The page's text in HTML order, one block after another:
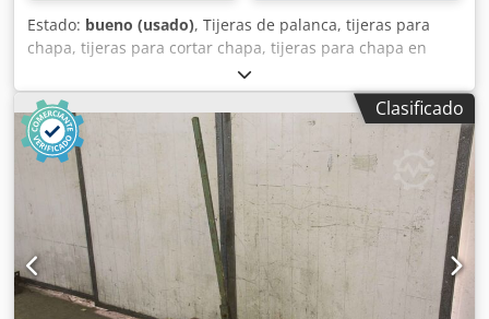
Estado: bueno (usado), Tijeras de palanca, tijeras para
chapa, tijeras para cortar chapa, tijeras para chapa en
plancha -Longitud de las hojas: 200 mm -Dimensiones:
350/100/A710 mm -Peso: 17,6 kg Dkedpfx Asd Rz Dyokasr
Clasificado